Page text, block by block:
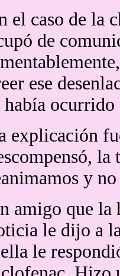
el caso de la
de
ese
había ocurrido
explicación
y
amigo que la
le dijo a
le